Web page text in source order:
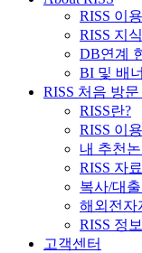
RISS 이
RISS 지
DB연계
BI 및 배
RISS 처음 방
RISS란?
RISS 이
내 추천
RISS 자
복사/대
해외전자
RISS 정
고객센터